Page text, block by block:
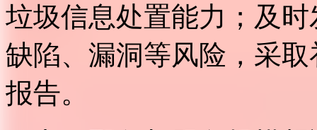
垃圾信息处置能力；及
缺陷、漏洞等风险，采
报告。